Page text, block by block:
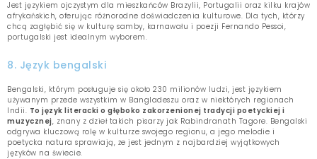
Jest językiem ojczystym dla mieszkańców Brazylii, Portugalii oraz kilku krajów
afrykańskich, oferując różnorodne doświadczenia kulturowe. Dla tych, którzy
chcą zagłębić się w kulturę samby, karnawału i poezji Fernando Pessoi,
portugalski jest idealnym wyborem.
8. Język bengalski
Bengalski, którym posługuje się około 230 milionów ludzi, jest językiem
używanym przede wszystkim w Bangladeszu oraz w niektórych regionach
Indii. To język literacki o głęboko zakorzenionej tradycji poetyckiej i
muzycznej, znany z dzieł takich pisarzy jak Rabindranath Tagore. Bengalski
odgrywa kluczową rolę w kulturze swojego regionu, a jego melodie i
poetycka natura sprawiają, że jest jednym z najbardziej wyjątkowych
języków na świecie.